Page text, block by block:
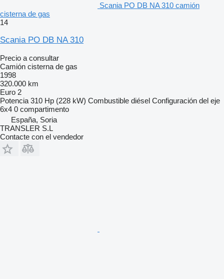
Scania PO DB NA 310 camión
cisterna de gas
14
Scania PO DB NA 310
Precio a consultar
Camión cisterna de gas
1998
320.000 km
Euro 2
Potencia 310 Hp (228 kW) Combustible diésel Configuración del eje
6x4 0 compartimento
España, Soria
TRANSLER S.L
Contacte con el vendedor